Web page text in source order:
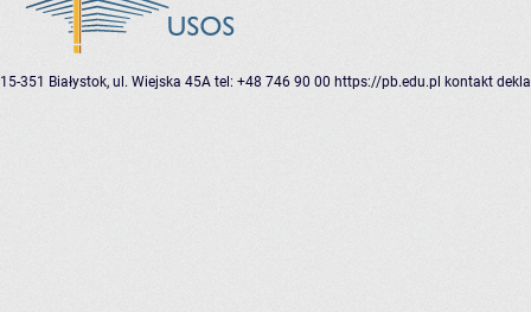
15-351 Białystok, ul. Wiejska 45A tel: +48 746 90 00 https://pb.edu.pl kontakt